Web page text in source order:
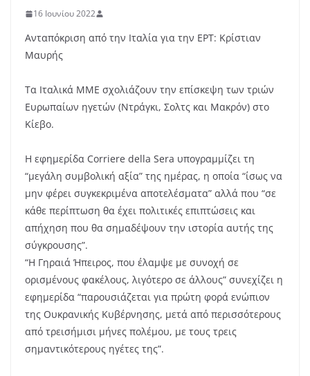
16 Ιουνίου 2022
Ανταπόκριση από την Ιταλία για την ΕΡΤ: Κρίστιαν
Μαυρής
Τα Ιταλικά ΜΜΕ σχολιάζουν την επίσκεψη των τριών
Ευρωπαίων ηγετών (Ντράγκι, Σολτς και Μακρόν) στο
Κίεβο.
Η εφημερίδα Corriere della Sera υπογραμμίζει τη
“μεγάλη συμβολική αξία” της ημέρας, η οποία “ίσως να
μην φέρει συγκεκριμένα αποτελέσματα” αλλά που “σε
κάθε περίπτωση θα έχει πολιτικές επιπτώσεις και
απήχηση που θα σημαδέψουν την ιστορία αυτής της
σύγκρουσης”.
“Η Γηραιά Ήπειρος, που έλαμψε με συνοχή σε
ορισμένους φακέλους, λιγότερο σε άλλους” συνεχίζει η
εφημερίδα “παρουσιάζεται για πρώτη φορά ενώπιον
της Ουκρανικής Κυβέρνησης, μετά από περισσότερους
από τρεισήμισι μήνες πολέμου, με τους τρεις
σημαντικότερους ηγέτες της”.